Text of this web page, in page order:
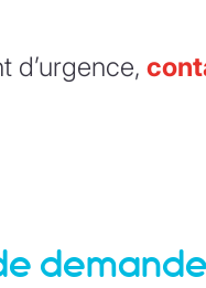
d’urgence,